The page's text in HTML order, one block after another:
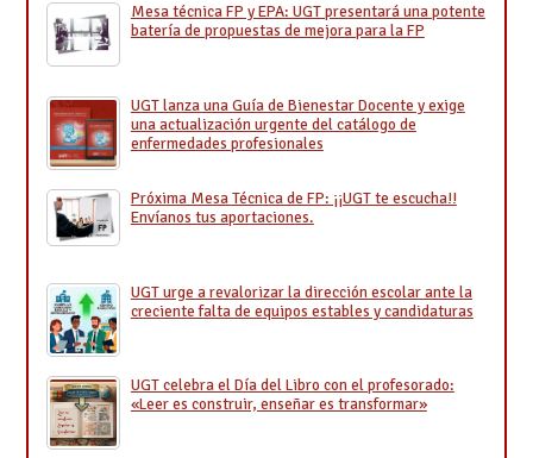
Mesa técnica FP y EPA: UGT presentará una potente
batería de propuestas de mejora para la FP
UGT lanza una Guía de Bienestar Docente y exige
una actualización urgente del catálogo de
enfermedades profesionales
Próxima Mesa Técnica de FP: ¡¡UGT te escucha!!
Envíanos tus aportaciones.
UGT urge a revalorizar la dirección escolar ante la
creciente falta de equipos estables y candidaturas
UGT celebra el Día del Libro con el profesorado:
«Leer es construir, enseñar es transformar»